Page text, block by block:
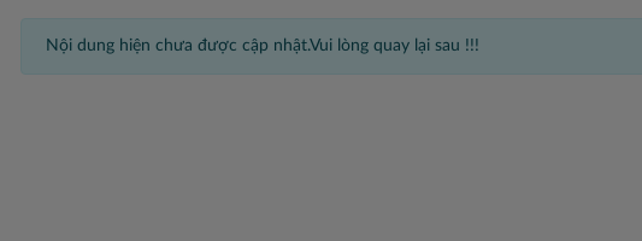
Nội dung hiện chưa được cập nhật.Vui lòng quay lại sau !!!